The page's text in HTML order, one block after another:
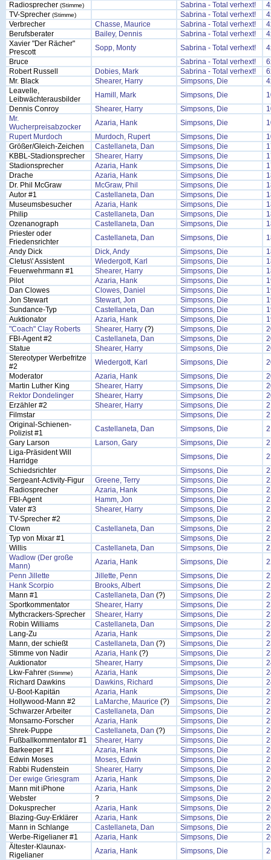
Radiosprecher (Stimme) Sabrina - Total verhext!
TV-Sprecher (Stimme) Sabrina - Total verhext!
Verbrecher
Chasse, Maurice Sabrina - Total verhext!
Berufsberater
Bailey, Dennis Sabrina - Total verhext!
Xavier "Der Rächer"
Prescott
Sopp, Monty Sabrina - Total verhext!
Bruce
Sabrina - Total verhext!
Robert Russell
Dobies, Mark Sabrina - Total verhext!
Mr. Black
Shearer, Harry Simpsons, Die
Leavelle,
Leibwächterausbilder
Hamill, Mark Simpsons, Die
Dennis Conroy
Shearer, Harry Simpsons, Die
Mr.
Wucherpreisabzocker
Azaria, Hank Simpsons, Die
Rupert Murdoch
Murdoch, Rupert Simpsons, Die
Größer/Gleich-Zeichen
Castellaneta, Dan Simpsons, Die
KBBL-Stadionsprecher
Shearer, Harry Simpsons, Die
Stadionsprecher
Azaria, Hank Simpsons, Die
Drache
Azaria, Hank Simpsons, Die
Dr. Phil McGraw
McGraw, Phil Simpsons, Die
Autor #1
Castellaneta, Dan Simpsons, Die
Museumsbesucher
Azaria, Hank Simpsons, Die
Philip
Castellaneta, Dan Simpsons, Die
Ozenanograph
Castellaneta, Dan Simpsons, Die
Priester oder
Friedensrichter
Castellaneta, Dan Simpsons, Die
Andy Dick
Dick, Andy Simpsons, Die
Cletus\' Assistent
Wiedergott, Karl Simpsons, Die
Feuerwehrmann #1
Shearer, Harry Simpsons, Die
Pilot
Azaria, Hank Simpsons, Die
Dan Clowes
Clowes, Daniel Simpsons, Die
Jon Stewart
Stewart, Jon Simpsons, Die
Sundance-Typ
Castellaneta, Dan Simpsons, Die
Auktionator
Azaria, Hank Simpsons, Die
"Coach" Clay Roberts
Shearer, Harry (?) Simpsons, Die
FBI-Agent #2
Castellaneta, Dan Simpsons, Die
Statue
Shearer, Harry Simpsons, Die
Stereotyper Werbefritze
#2
Wiedergott, Karl Simpsons, Die
Moderator
Azaria, Hank Simpsons, Die
Martin Luther King
Shearer, Harry Simpsons, Die
Rektor Dondelinger
Shearer, Harry Simpsons, Die
Erzähler #2
Shearer, Harry Simpsons, Die
Filmstar
Simpsons, Die
Original-Schienen-
Polizist #1
Castellaneta, Dan Simpsons, Die
Gary Larson
Larson, Gary Simpsons, Die
Liga-Präsident Will
Harridge
Simpsons, Die
Schiedsrichter
Simpsons, Die
Sergeant-Activity-Figur
Greene, Terry Simpsons, Die
Radiosprecher
Azaria, Hank Simpsons, Die
FBI-Agent
Hamm, Jon Simpsons, Die
Vater #3
Shearer, Harry Simpsons, Die
TV-Sprecher #2
Simpsons, Die
Clown
Castellaneta, Dan Simpsons, Die
Typ von Mixar #1
Simpsons, Die
Willis
Castellaneta, Dan Simpsons, Die
Wadlow (Der große
Mann)
Azaria, Hank Simpsons, Die
Penn Jillette
Jillette, Penn Simpsons, Die
Hank Scorpio
Brooks, Albert Simpsons, Die
Mann #1
Castellaneta, Dan (?) Simpsons, Die
Sportkommentator
Shearer, Harry Simpsons, Die
Mythcrackers-Sprecher
Shearer, Harry Simpsons, Die
Robin Williams
Castellaneta, Dan Simpsons, Die
Lang-Zu
Azaria, Hank Simpsons, Die
Mann, der schießt
Castellaneta, Dan (?) Simpsons, Die
Stimme von Nadir
Azaria, Hank (?) Simpsons, Die
Auktionator
Shearer, Harry Simpsons, Die
Lkw-Fahrer (Stimme) Azaria, Hank Simpsons, Die
Richard Dawkins
Dawkins, Richard Simpsons, Die
U-Boot-Kapitän
Azaria, Hank Simpsons, Die
Hollywood-Mann #2
LaMarche, Maurice (?) Simpsons, Die
Schwarzer Arbeiter
Castellaneta, Dan Simpsons, Die
Monsarno-Forscher
Azaria, Hank Simpsons, Die
Shrek-Puppe
Castellaneta, Dan (?) Simpsons, Die
Fußballkommentator #1
Shearer, Harry Simpsons, Die
Barkeeper #1
Azaria, Hank Simpsons, Die
Edwin Moses
Moses, Edwin Simpsons, Die
Rabbi Rudenstein
Shearer, Harry Simpsons, Die
Der ewige Griesgram
Azaria, Hank Simpsons, Die
Mann mit iPhone
Azaria, Hank Simpsons, Die
Webster
? Simpsons, Die
Dokusprecher
Azaria, Hank Simpsons, Die
Blazing-Guy-Erklärer
Azaria, Hank Simpsons, Die
Mann in Schlange
Castellaneta, Dan Simpsons, Die
Werbe-Rigelianer #1
Azaria, Hank Simpsons, Die
Ältester-Klaunax-
Rigelianer
Azaria, Hank Simpsons, Die